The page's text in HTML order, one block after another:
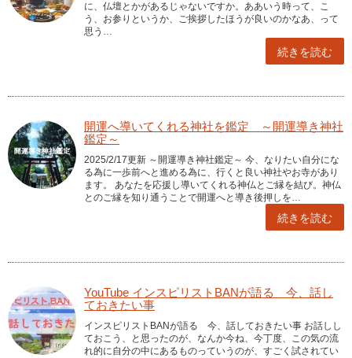
に、仏壇とかがあるじゃないですか。ああいう時って、こ
う、お参りというか、ご挨拶したほうが良いのかなあ、って
思う…
続きを読む
開運へ導いてくれる神社を鑑定 ～開運導き神社
鑑定～
2025/2/17更新 ～開運導き神社鑑定～ 今、なりたい自分にな
る為に一歩前へと進める為に、行くと良い神社やお寺があり
ます。 あなたを応援し導いてくれる神仏とご縁を結び。神仏
とのご縁を知り通うことで開運へと導き後押しを…
続きを読む
YouTube インスピリストBANが語る 今、話し
ておきたい事
インスピリストBANが語る 今、話しておきたい事 お話しし
ておこう、と思ったのが、なんか今ね、今丁度、この気の流
れ的に自分の中にあるものっていうのが、すごく試されてい